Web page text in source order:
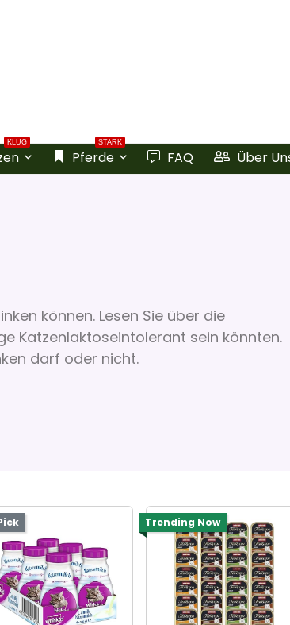
KLUG STARK
Pferde FAQ Über
können. Lesen Sie über die
Katzenlaktoseintolerant sein könnten.
darf oder nicht.
Trending Now